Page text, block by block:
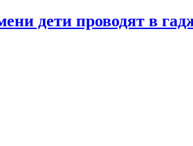
дети проводят в